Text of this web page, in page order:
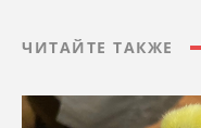
ЧИТАЙТЕ ТАКЖЕ